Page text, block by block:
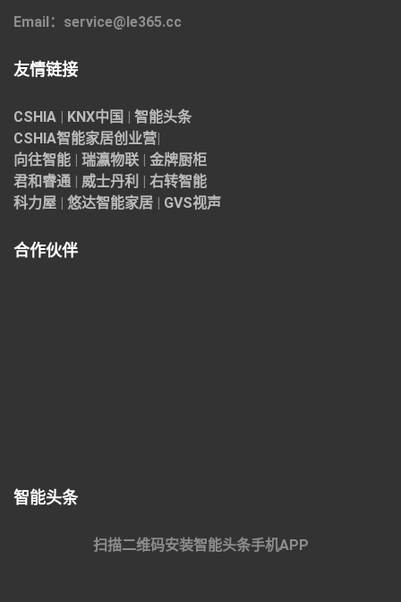
Email：service@le365.cc
友情链接
CSHIA | KNX中国 | 智能头条
CSHIA智能家居创业营|
向往智能 | 瑞瀛物联 | 金牌厨柜
君和睿通 | 威士丹利 | 右转智能
科力屋 | 悠达智能家居 | GVS视声
合作伙伴
智能头条
扫描二维码安装智能头条手机APP